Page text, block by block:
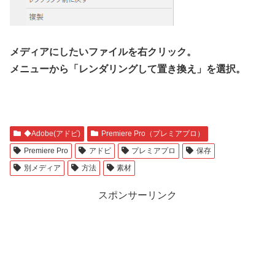
メディアにしたいファイルを右クリック。
メニューから「レンダリングして置き換え」を選択。
◆Adobe(アドビ)
Premiere Pro（プレミアプロ）
Premiere Pro
アドビ プレミアプロ
保存
別メディア
方法 素材
スポンサーリンク